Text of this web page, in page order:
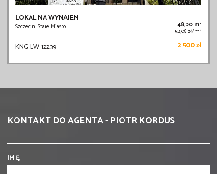
LOKAL NA WYNAJEM
Szczecin, Stare Miasto 48,00 m2
52,08 zł/m2
KNG-LW-12239 2 500 zł
KONTAKT DO AGENTA - PIOTR KORDUS
IMIĘ